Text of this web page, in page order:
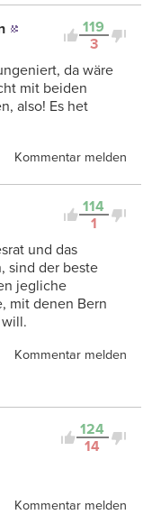
119
3
da wäre
mit beiden
also! Es het
Kommentar melden
114
1
und das
sind der beste
jegliche
mit denen Bern
Kommentar melden
124
14
Kommentar melden